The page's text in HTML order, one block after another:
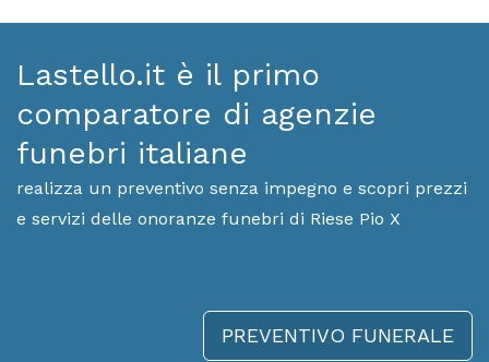
Lastello.it è il primo
comparatore di agenzie
funebri italiane
realizza un preventivo senza impegno e scopri prezzi
e servizi delle onoranze funebri di Riese Pio X
PREVENTIVO FUNERALE